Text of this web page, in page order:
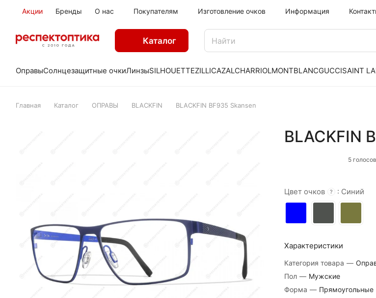
Акции Бренды О нас Покупателям Изготовление очков Информация
Каталог
ОправыСолнцезащитные очкиЛинзыSILHOUETTEZILLICAZALCHARRIOLMONTBLANCGUCCISAINT
Главная Каталог ОПРАВЫ BLACKFIN BLACKFIN BF935 Skansen
BLACKFIN
5 голосов
Цвет очков ? : Синий
Характеристики
Категория товара —
Пол — Мужские
Форма — Прямоугольные